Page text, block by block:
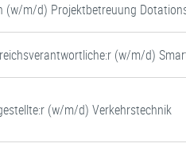
(w/m/d) Projektbetreuung
(w/m/d)
(w/m/d) Verkehrstechnik